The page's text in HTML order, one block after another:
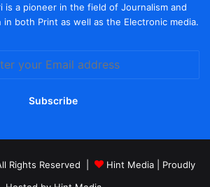
is a pioneer in the field of Journalism and
in both Print as well as the Electronic media.
Rights Reserved | Hint Media | Proudly